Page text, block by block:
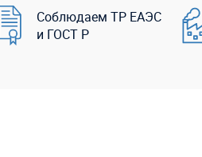
Соблюдаем ТР ЕАЭС
и ГОСТ Р